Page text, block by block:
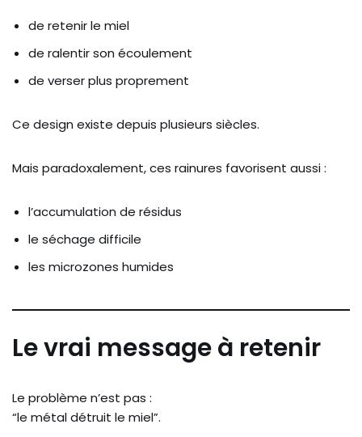
de retenir le miel
de ralentir son écoulement
de verser plus proprement
Ce design existe depuis plusieurs siècles.
Mais paradoxalement, ces rainures favorisent aussi :
l’accumulation de résidus
le séchage difficile
les microzones humides
Le vrai message à retenir
Le problème n’est pas :
“le métal détruit le miel”.